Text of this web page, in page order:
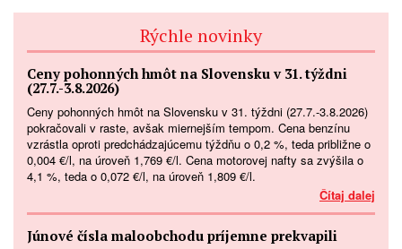
Rýchle novinky
Ceny pohonných hmôt na Slovensku v 31. týždni
(27.7.-3.8.2026)
Ceny pohonných hmôt na Slovensku v 31. týždni (27.7.-3.8.2026)
pokračovali v raste, avšak miernejším tempom. Cena benzínu
vzrástla oproti predchádzajúcemu týždňu o 0,2 %, teda približne o
0,004 €/l, na úroveň 1,769 €/l. Cena motorovej nafty sa zvýšila o
4,1 %, teda o 0,072 €/l, na úroveň 1,809 €/l.
Čítaj dalej
Júnové čísla maloobchodu príjemne prekvapili